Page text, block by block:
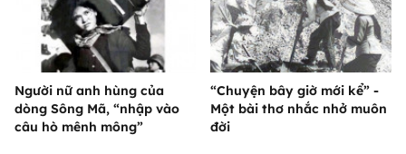
Người nữ anh hùng của
dòng Sông Mã, “nhập vào
câu hò mênh mông”
“Chuyện bây giờ mới kể” -
Một bài thơ nhắc nhở muôn
đời